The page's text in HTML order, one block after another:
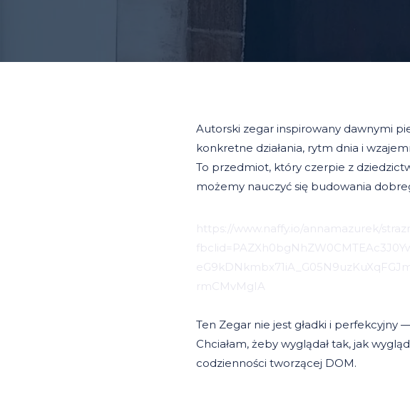
Autorski zegar inspirowany dawnymi
konkretne działania, rytm dnia i
To przedmiot, który czerpie z
możemy nauczyć się budowania
https://www.naffy.io/annamazurek/
rmCMvMgIA
Ten Zegar nie jest gładki i perfekcyjny
Chciałam, żeby wyglądał tak, jak
codzienności tworzącej DOM.